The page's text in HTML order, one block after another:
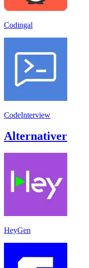
Codingal
CodeInterview
Alternativer
HeyGen